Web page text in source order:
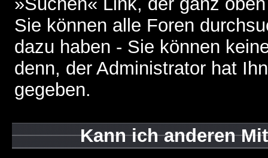
Sie können alle Foren
dazu haben - Sie können
denn, der Administrator hat
gegeben.
Kann ich anderen